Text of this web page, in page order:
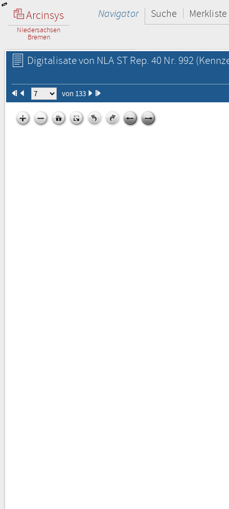
Arcinsys
Niedersachsen
Bremen
Navigator Suche Merkliste
Digitalisate von NLA ST Rep. 40 Nr. 992
von 133